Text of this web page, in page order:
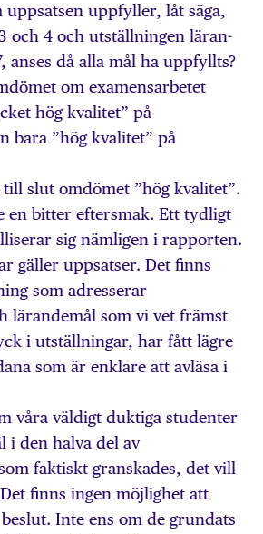
upp­satsen uppfyller, låt säga,
och 4 och utställningen läran­
anses då alla mål ha uppfyllts?
om examensarbetet
hög kvalitet” på
bara ”hög kvalitet” på
slut omdömet ”hög kvalitet”.
en bitter eftersmak. Ett tydligt
sig nämligen i rapporten.
gäller uppsatser. Det finns
som adresserar
lärandemål som vi vet främst
i utställningar, har fått lägre
som är enklare att avläsa i
våra väldigt duktiga studenter
i den halva del av
faktiskt granskades, det vill
Det finns ingen möjlighet att
Inte ens om de grundats